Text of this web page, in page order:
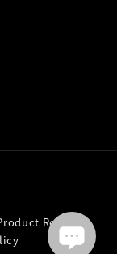
Return